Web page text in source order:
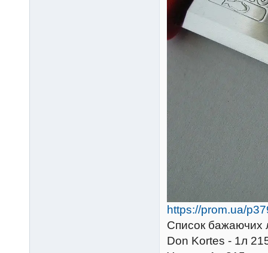
https://prom.ua/
Список бажаючих
Don Kortes - 1л